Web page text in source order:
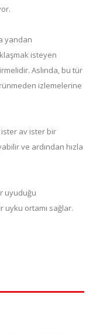
yandan
isteyen
Aslında, bu tür
izlemelerine
av ister bir
ve ardından hızla
uyuduğu
ortamı sağlar.